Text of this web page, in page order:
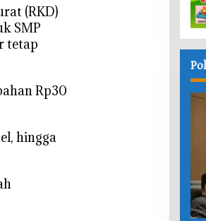
(RKD)
SMP
tetap
Rp30
hingga
Telah
Disebarka
n
Galian
Tanah
Trucuk